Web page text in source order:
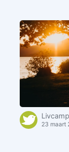
Livcamp
23 maart